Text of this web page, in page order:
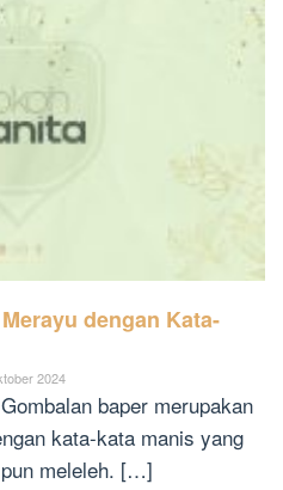
dengan Kata-
2024
baper merupakan
kata-kata manis yang
meleleh. […]